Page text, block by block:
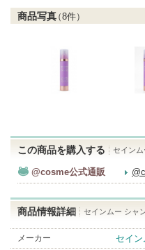
購入サイトへ
商品写真（8件）
この商品を購入する セイン
@cosme公式通販
商品情報詳細 セインムー シャ
メーカー セイン